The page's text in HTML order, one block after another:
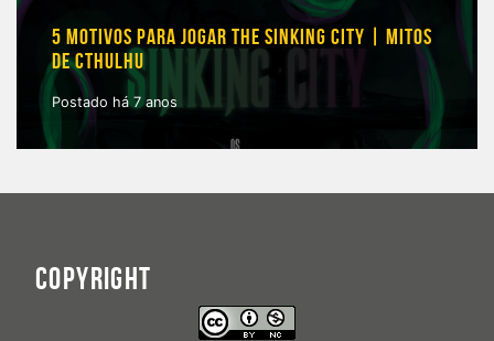
5 MOTIVOS PARA JOGAR THE SINKING CITY | MITOS
DE CTHULHU
Postado há 7 anos
COPYRIGHT